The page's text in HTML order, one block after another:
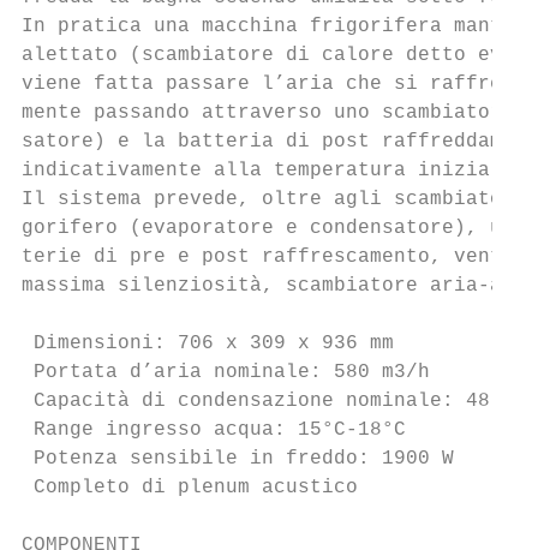
In pratica una macchina frigorifera
alettato (scambiatore di calore detto
viene fatta passare l’aria che si
mente passando attraverso uno
satore) e la batteria di post
indicativamente alla temperatura
Il sistema prevede, oltre agli
gorifero (evaporatore e condensatore), un
terie di pre e post raffrescamento,
massima silenziosità, scambiatore
Dimensioni: 706 x 309 x 936 mm
Portata d’aria nominale: 580 m3/h
Capacità di condensazione
Range ingresso acqua: 15°C-18°C
Potenza sensibile in freddo: 1900
Completo di plenum acustico
COMPONENTI